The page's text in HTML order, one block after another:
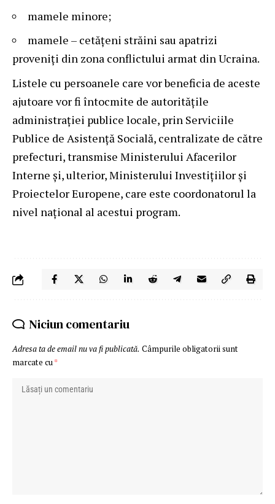
mamele minore;
mamele – cetățeni străini sau apatrizi
proveniți din zona conflictului armat din Ucraina.
Listele cu persoanele care vor beneficia de aceste
ajutoare vor fi întocmite de autoritățile
administrației publice locale, prin Serviciile
Publice de Asistență Socială, centralizate de către
prefecturi, transmise Ministerului Afacerilor
Interne și, ulterior, Ministerului Investițiilor și
Proiectelor Europene, care este coordonatorul la
nivel național al acestui program.
Niciun comentariu
Adresa ta de email nu va fi publicată. Câmpurile obligatorii sunt
marcate cu*